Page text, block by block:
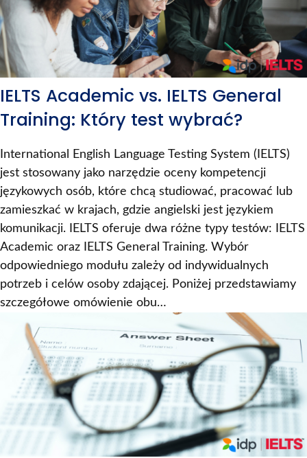
IELTS Academic vs. IELTS General
Training: Który test wybrać?
International English Language Testing System (IELTS)
jest stosowany jako narzędzie oceny kompetencji
językowych osób, które chcą studiować, pracować lub
zamieszkać w krajach, gdzie angielski jest językiem
komunikacji. IELTS oferuje dwa różne typy testów: IELTS
Academic oraz IELTS General Training. Wybór
odpowiedniego modułu zależy od indywidualnych
potrzeb i celów osoby zdającej. Poniżej przedstawiamy
szczegółowe omówienie obu…